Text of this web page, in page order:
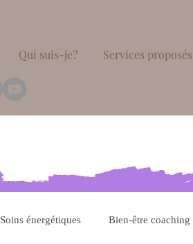
Qui suis-je? Services proposés
Soins énergétiques Bien-être coaching